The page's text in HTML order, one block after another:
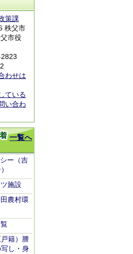
策課
秩父市
市役
わせは
ている
い合わ
一覧へ
ー（吉
施設
農村環
籍）謄
し・身